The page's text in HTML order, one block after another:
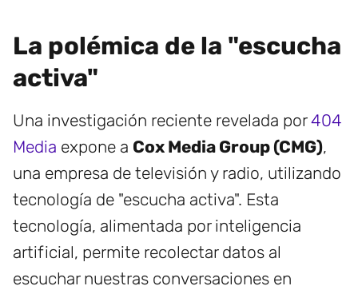
La polémica de la "escucha
activa"
Una investigación reciente revelada por404
Media expone a Cox Media Group (CMG),
una empresa de televisión y radio, utilizando
tecnología de "escucha activa". Esta
tecnología, alimentada por inteligencia
artificial, permite recolectar datos al
escuchar nuestras conversaciones en